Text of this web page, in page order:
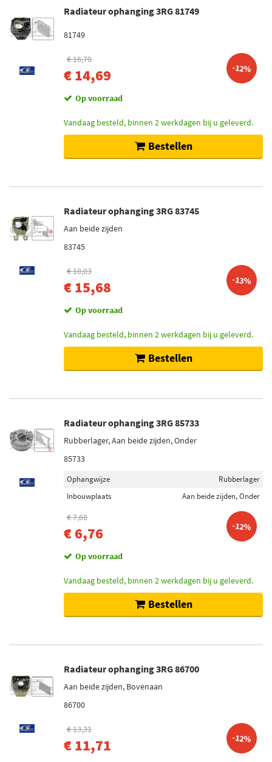
Radiateur ophanging 3RG 81749
81749
€ 16,70
€ 14,69 -12%
Op voorraad
Vandaag besteld, binnen 2 werkdagen bij u geleverd.
Bestellen
Radiateur ophanging 3RG 83745
Aan beide zijden
83745
€ 18,03
€ 15,68 -13%
Op voorraad
Vandaag besteld, binnen 2 werkdagen bij u geleverd.
Bestellen
Radiateur ophanging 3RG 85733
Rubberlager, Aan beide zijden, Onder
85733
Ophangwijze
Rubberlager
Inbouwplaats
Aan beide zijden, Onder
€ 7,68
€ 6,76 -12%
Op voorraad
Vandaag besteld, binnen 2 werkdagen bij u geleverd.
Bestellen
Radiateur ophanging 3RG 86700
Aan beide zijden, Bovenaan
86700
€ 13,31
€ 11,71 -12%